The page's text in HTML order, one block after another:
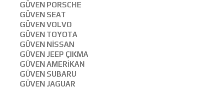
GÜVEN PORSCHE
GÜVEN SEAT
GÜVEN VOLVO
GÜVEN TOYOTA
GÜVEN NİSSAN
GÜVEN JEEP ÇIKMA
GÜVEN AMERİKAN
GÜVEN SUBARU
GÜVEN JAGUAR